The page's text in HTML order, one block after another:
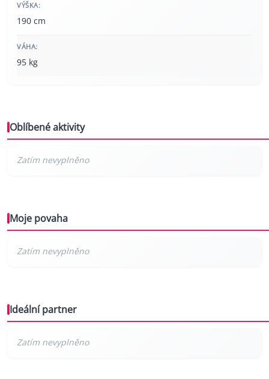
VÝŠKA:
190 cm
VÁHA:
95 kg
Oblíbené aktivity
Moje povaha
Ideální partner